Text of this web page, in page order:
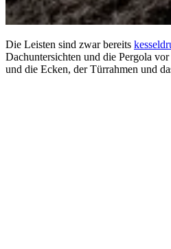
Die Leisten sind zwar bereits
Dachuntersichten und die Pergola
und die Ecken, der Türrahmen und